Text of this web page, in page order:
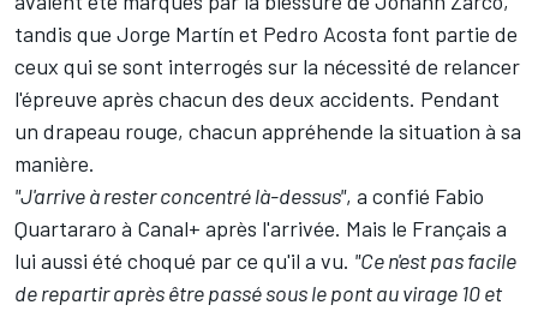
tandis que Jorge Martín et Pedro Acosta font partie de
ceux qui se sont interrogés sur la nécessité de relancer
l'épreuve après chacun des deux accidents. Pendant
un drapeau rouge, chacun appréhende la situation à sa
manière.
"J'arrive à rester concentré là-dessus", a confié Fabio
Quartararo à Canal+ après l'arrivée. Mais le Français a
lui aussi été choqué par ce qu'il a vu. "Ce n'est pas facile
de repartir après être passé sous le pont au virage 10 et